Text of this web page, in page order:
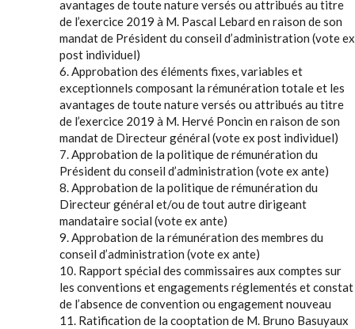
avantages de toute nature versés ou attribués au titre
de l’exercice 2019 à M. Pascal Lebard en raison de son
mandat de Président du conseil d’administration (vote ex
post individuel)
6. Approbation des éléments fixes, variables et
exceptionnels composant la rémunération totale et les
avantages de toute nature versés ou attribués au titre
de l’exercice 2019 à M. Hervé Poncin en raison de son
mandat de Directeur général (vote ex post individuel)
7. Approbation de la politique de rémunération du
Président du conseil d’administration (vote ex ante)
8. Approbation de la politique de rémunération du
Directeur général et/ou de tout autre dirigeant
mandataire social (vote ex ante)
9. Approbation de la rémunération des membres du
conseil d’administration (vote ex ante)
10. Rapport spécial des commissaires aux comptes sur
les conventions et engagements réglementés et constat
de l’absence de convention ou engagement nouveau
11. Ratification de la cooptation de M. Bruno Basuyaux